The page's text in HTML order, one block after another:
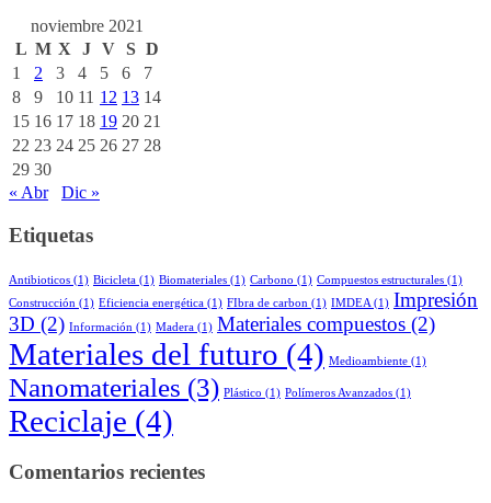
noviembre 2021
L M X J V S D
1
2 3 4 5 6
7
8
9 10 11 12 13 14
15 16 17 18 19 20 21
22 23 24 25 26 27 28
29 30
« Abr
Dic »
Etiquetas
Antibioticos (1) Bicicleta (1) Biomateriales (1) Carbono (1) Compuestos estructurales (1)
Construcción (1) Eficiencia energética (1) FIbra de carbon (1) IMDEA (1) Impresión
3D (2) Información (1) Madera (1) Materiales compuestos (2)
Materiales del futuro (4) Medioambiente (1)
Nanomateriales (3) Plástico (1) Polímeros Avanzados (1)
Reciclaje (4)
Comentarios recientes